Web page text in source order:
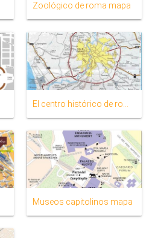
Zoológico de roma mapa
Museos capitolinos mapa